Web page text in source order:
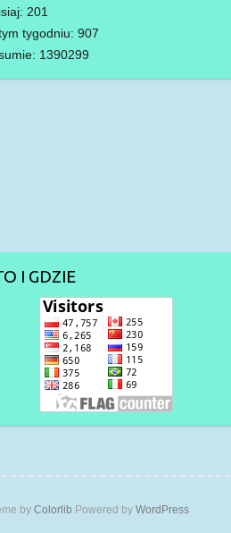
201
tygodniu: 907
1390299
I GDZIE
by Colorlib Powered by WordPress